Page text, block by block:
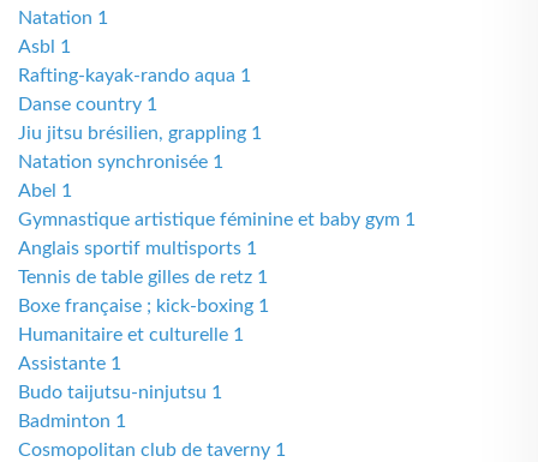
Natation 1
Asbl 1
Rafting-kayak-rando aqua 1
Danse country 1
Jiu jitsu brésilien, grappling 1
Natation synchronisée 1
Abel 1
Gymnastique artistique féminine et baby gym 1
Anglais sportif multisports 1
Tennis de table gilles de retz 1
Boxe française ; kick-boxing 1
Humanitaire et culturelle 1
Assistante 1
Budo taijutsu-ninjutsu 1
Badminton 1
Cosmopolitan club de taverny 1